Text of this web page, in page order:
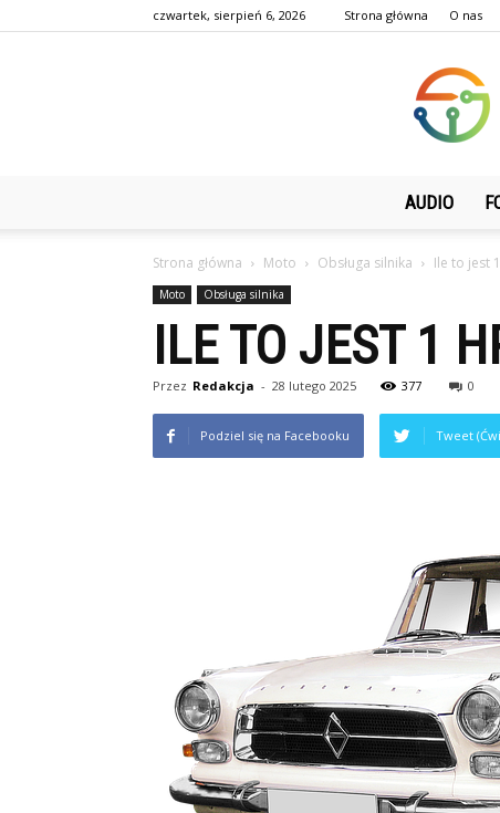
czwartek, sierpień 6, 2026 Strona główna O nas
AUDIO
Strona główna Moto Obsługa silnika Ile to jest
Moto Obsługa silnika
ILE TO JEST 1
Przez Redakcja - 28 lutego 2025 377 0
Podziel się na Facebooku Tweet